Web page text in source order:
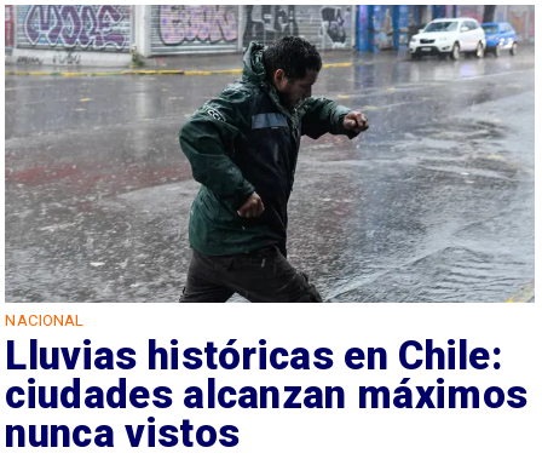
NACIONAL
Lluvias históricas en Chile:
ciudades alcanzan máximos
nunca vistos